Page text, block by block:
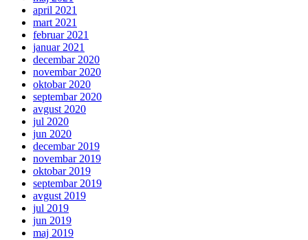
april 2021
mart 2021
februar 2021
januar 2021
decembar 2020
novembar 2020
oktobar 2020
septembar 2020
avgust 2020
jul 2020
jun 2020
decembar 2019
novembar 2019
oktobar 2019
septembar 2019
avgust 2019
jul 2019
jun 2019
maj 2019